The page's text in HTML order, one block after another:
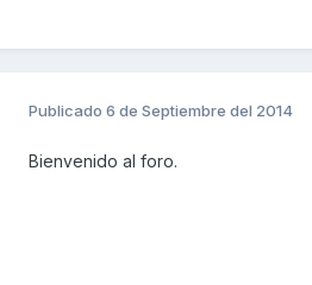
Publicado 6 de Septiembre del 2014
Bienvenido al foro.